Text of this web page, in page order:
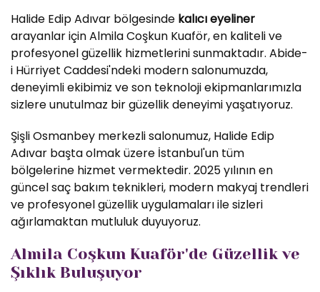
Halide Edip Adıvar bölgesinde kalıcı eyeliner
arayanlar için Almila Coşkun Kuaför, en kaliteli ve
profesyonel güzellik hizmetlerini sunmaktadır. Abide-
i Hürriyet Caddesi'ndeki modern salonumuzda,
deneyimli ekibimiz ve son teknoloji ekipmanlarımızla
sizlere unutulmaz bir güzellik deneyimi yaşatıyoruz.
Şişli Osmanbey merkezli salonumuz, Halide Edip
Adıvar başta olmak üzere İstanbul'un tüm
bölgelerine hizmet vermektedir. 2025 yılının en
güncel saç bakım teknikleri, modern makyaj trendleri
ve profesyonel güzellik uygulamaları ile sizleri
ağırlamaktan mutluluk duyuyoruz.
Almila Coşkun Kuaför'de Güzellik ve
Şıklık Buluşuyor